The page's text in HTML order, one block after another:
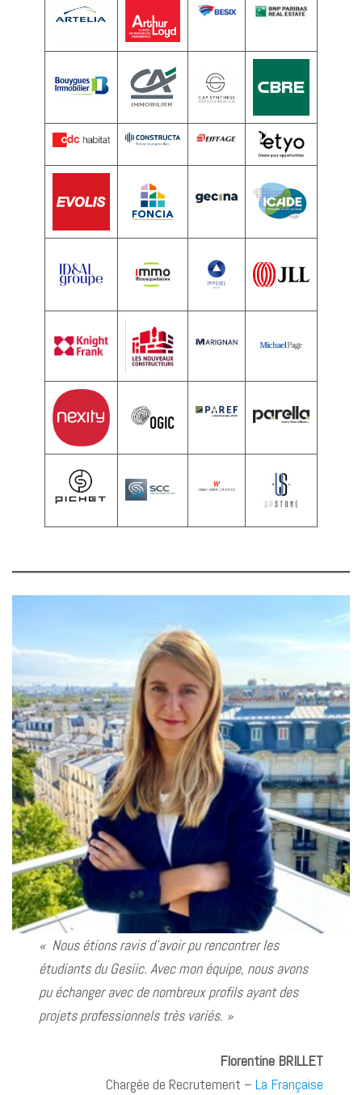
« Nous étions ravis d’avoir pu rencontrer les
étudiants du Gesiic. Avec mon équipe, nous avons
pu échanger avec de nombreux profils ayant des
projets professionnels très variés. »
Florentine BRILLET
Chargée de Recrutement – La Française